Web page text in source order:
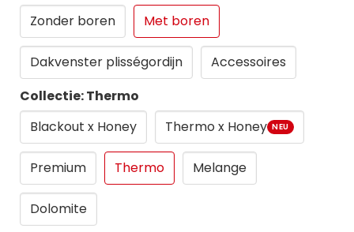
Zonder boren
Met boren
Dakvenster plisségordijn
Accessoires
Collectie: Thermo
Blackout x Honey
Thermo x Honey NEU
Premium Thermo Melange
Dolomite